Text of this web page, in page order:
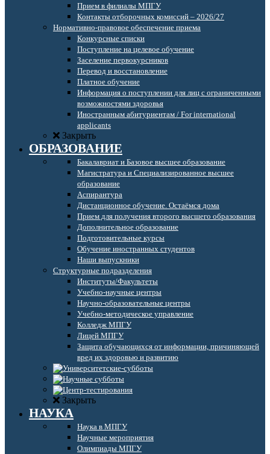
Прием в филиалы МПГУ
Контакты отборочных комиссий – 2026/27
Нормативно-правовое обеспечение приема
Конкурсные списки
Поступление на целевое обучение
Заселение первокурсников
Перевод и восстановление
Платное обучение
Информация о поступлении для лиц с ограниченными
возможностями здоровья
Иностранным абитуриентам / For international
applicants
Закрыть
ОБРАЗОВАНИЕ
Бакалавриат и Базовое высшее образование
Магистратура и Специализированное высшее
образование
Аспирантура
Дистанционное обучение. Остаёмся дома
Прием для получения второго высшего образования
Дополнительное образование
Подготовительные курсы
Обучение иностранных студентов
Наши выпускники
Структурные подразделения
Институты/Факультеты
Учебно-научные центры
Научно-образовательные центры
Учебно-методическое управление
Колледж МПГУ
Лицей МПГУ
Защита обучающихся от информации, причиняющей
вред их здоровью и развитию
Закрыть
НАУКА
Наука в МПГУ
Научные мероприятия
Олимпиады МПГУ